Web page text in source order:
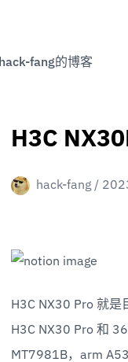
hack-fang的博客
H3C
hack-fang /
H3C NX30 Pro 就是
H3C NX30 Pro 和
MT7981B，arm